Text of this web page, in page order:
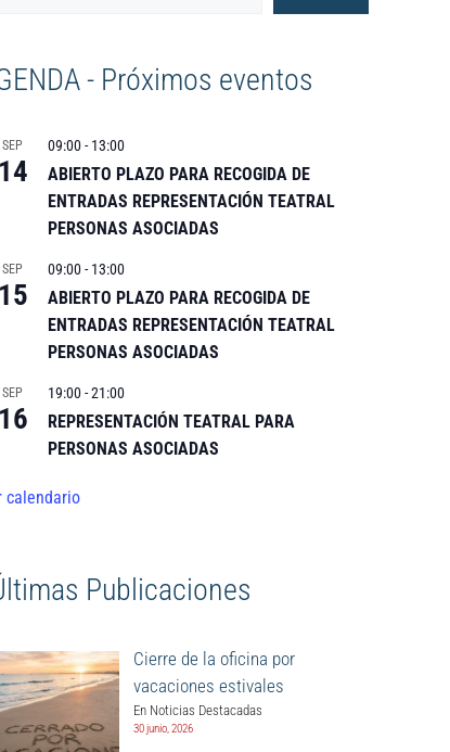
- Próximos eventos
SEP
14
09:00-13:00
ABIERTO PLAZO PARA RECOGIDA DE
ENTRADAS REPRESENTACIÓN TEATRAL
PERSONAS ASOCIADAS
SEP
15
09:00-13:00
ABIERTO PLAZO PARA RECOGIDA DE
ENTRADAS REPRESENTACIÓN TEATRAL
PERSONAS ASOCIADAS
SEP
16
19:00-21:00
REPRESENTACIÓN TEATRAL PARA
PERSONAS ASOCIADAS
calendario
Publicaciones
Cierre de la oficina por
vacaciones estivales
En Noticias Destacadas
30 junio, 2026